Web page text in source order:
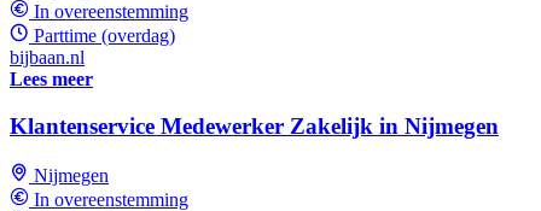
In overeenstemming
Parttime (overdag)
bijbaan.nl
Lees meer
Klantenservice Medewerker Zakelijk in Nijmegen
Nijmegen
In overeenstemming